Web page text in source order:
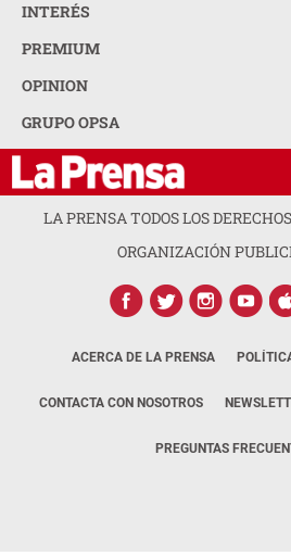
INTERÉS
PREMIUM
OPINION
GRUPO OPSA
LA PRENSA TODOS LOS
ORGANIZACIÓN
ACERCA DE LA PRENSA
CONTACTA CON NOSOTROS
PREGUNTAS